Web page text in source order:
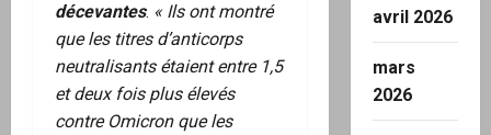
décevantes. « Ils ont montré
que les titres d’anticorps
neutralisants étaient entre 1,5
et deux fois plus élevés
contre Omicron que les
avril 2026
mars
2026